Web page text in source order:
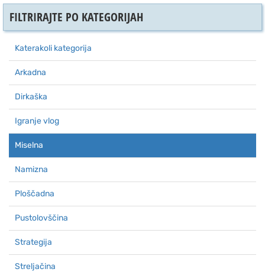
FILTRIRAJTE PO KATEGORIJAH
Katerakoli kategorija
Arkadna
Dirkaška
Igranje vlog
Miselna
Namizna
Ploščadna
Pustolovščina
Strategija
Streljačina